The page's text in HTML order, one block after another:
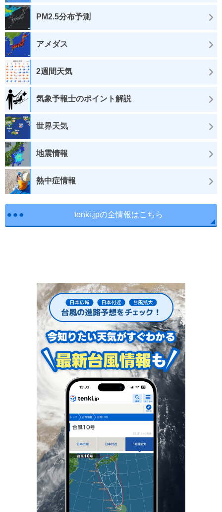
PM2.5分布予測
アメダス
2週間天気
気象予報士のポイント解説
世界天気
地震情報
熱中症情報
tenki.jpの全情報はこちら